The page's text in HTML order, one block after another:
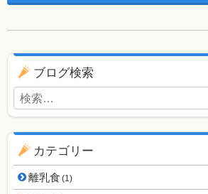
ブログ用ナビゲーション
ブログ検索
検索:
カテゴリー
離乳食 (1)